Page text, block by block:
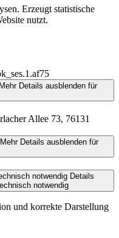
Erzeugt statistische
nutzt.
Mehr Details ausblendenfür
Allee 73, 76131
Mehr Details ausblenden für
notwendig Details
notwendig
und korrekte Darstellung